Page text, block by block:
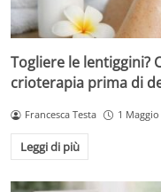
Togliere le lentiggini?
crioterapia prima di
Francesca Testa 1 Maggio
Leggi di più